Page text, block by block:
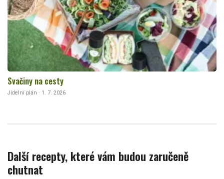
Svačiny na cesty
Jídelní plán · 1. 7. 2026
Další recepty, které vám budou zaručeně
chutnat